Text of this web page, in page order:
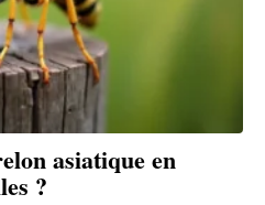
asiatique en
?